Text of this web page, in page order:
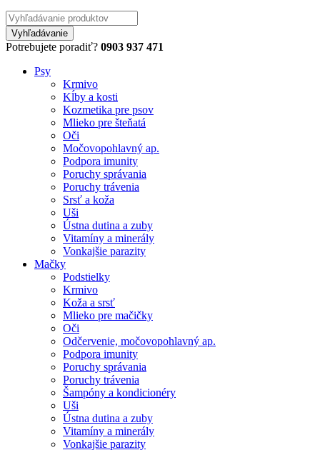
Potrebujete poradiť? 0903 937 471
Psy
Krmivo
Kĺby a kosti
Kozmetika pre psov
Mlieko pre šteňatá
Oči
Močovopohlavný ap.
Podpora imunity
Poruchy správania
Poruchy trávenia
Srsť a koža
Uši
Ústna dutina a zuby
Vitamíny a minerály
Vonkajšie parazity
Mačky
Podstielky
Krmivo
Koža a srsť
Mlieko pre mačičky
Oči
Odčervenie, močovopohlavný ap.
Podpora imunity
Poruchy správania
Poruchy trávenia
Šampóny a kondicionéry
Uši
Ústna dutina a zuby
Vitamíny a minerály
Vonkajšie parazity